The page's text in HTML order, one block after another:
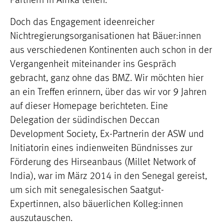
Doch das Engagement ideenreicher
Nichtregierungsorganisationen hat Bäuer:innen
aus verschiedenen Kontinenten auch schon in der
Vergangenheit miteinander ins Gespräch
gebracht, ganz ohne das BMZ. Wir möchten hier
an ein Treffen erinnern, über das wir vor 9 Jahren
auf dieser Homepage berichteten. Eine
Delegation der südindischen Deccan
Development Society, Ex-Partnerin der ASW und
Initiatorin eines indienweiten Bündnisses zur
Förderung des Hirseanbaus (Millet Network of
India), war im März 2014 in den Senegal gereist,
um sich mit senegalesischen Saatgut-
Expertinnen, also bäuerlichen Kolleg:innen
auszutauschen.